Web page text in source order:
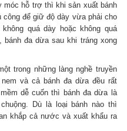
móc hỗ trợ thì khi sản xuất bánh
để giữ độ dày vừa phải cho
quá dày hoặc không quá
bánh đa dừa sau khi tráng xong
trong những làng nghề truyền
và cả bánh đa dừa đều rất
dễ cuốn thì bánh đa dừa là
Dù là loại bánh nào thì
khắp cả nước và xuất khẩu ra